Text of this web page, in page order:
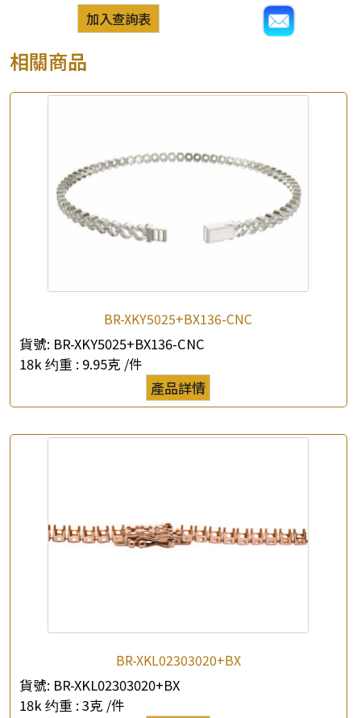
產品查詢
*你的名字
公司名稱
查詢以下產品
加入查詢表
相關商品
BR-XKY5025+BX136-CNC
貨號: BR-XKY5025+BX136-CNC
18k 约重 : 9.95克 /件
產品詳情
BR-XKL02303020+BX
貨號: BR-XKL02303020+BX
18k 约重 : 3克 /件